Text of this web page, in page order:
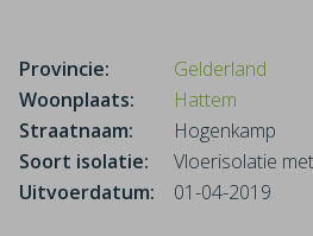
Provincie:
Gelderland
Woonplaats:
Hattem
Straatnaam:
Hogenkamp
Soort isolatie:
Vloerisolatie
Uitvoerdatum:
01-04-2019